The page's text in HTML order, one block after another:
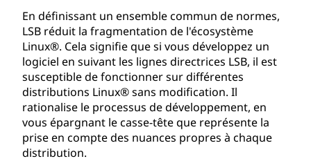
En définissant un ensemble commun de normes,
LSB réduit la fragmentation de l'écosystème
Linux®. Cela signifie que si vous développez un
logiciel en suivant les lignes directrices LSB, il est
susceptible de fonctionner sur différentes
distributions Linux® sans modification. Il
rationalise le processus de développement, en
vous épargnant le casse-tête que représente la
prise en compte des nuances propres à chaque
distribution.